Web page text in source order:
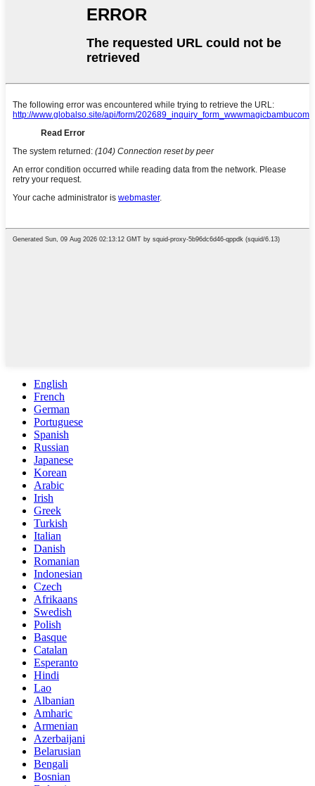
English
French
German
Portuguese
Spanish
Russian
Japanese
Korean
Arabic
Irish
Greek
Turkish
Italian
Danish
Romanian
Indonesian
Czech
Afrikaans
Swedish
Polish
Basque
Catalan
Esperanto
Hindi
Lao
Albanian
Amharic
Armenian
Azerbaijani
Belarusian
Bengali
Bosnian